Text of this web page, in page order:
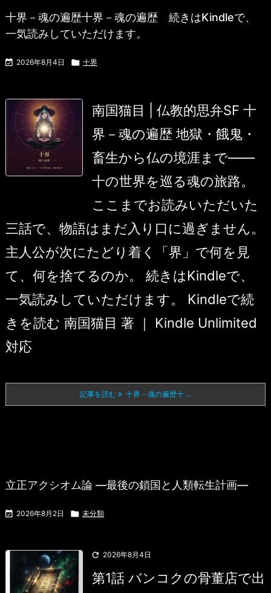
十界－魂の遍歴十界－魂の遍歴 続きはKindleで、
一気読みしていただけます。
 2026年8月4日  十界
南国猫目 | 仏教的思弁SF 十
界－魂の遍歴 地獄・餓鬼・
畜生から仏の境涯まで――
十の世界を巡る魂の旅路。
ここまでお読みいただいた
三話で、物語はまだ入り口に過ぎません。
主人公が次にたどり着く「界」で何を見
て、何を捨てるのか。 続きはKindleで、
一気読みしていただけます。 Kindleで続
きを読む 南国猫目 著 ｜ Kindle Unlimited
対応
記事を読む 十界－魂の遍歴十 ...
立正アクシオム論 —最後の鎖国と人類転生計画—
 2026年8月2日  未分類
 2026年8月4日
第1話 バンコクの骨董店で出